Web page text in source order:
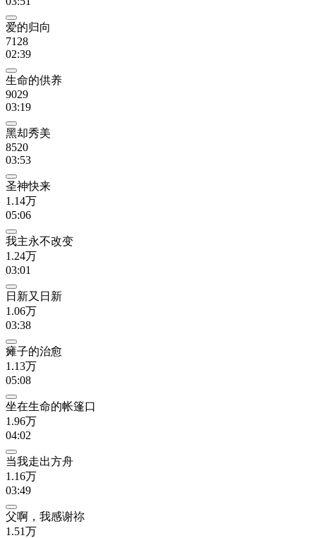
爱的归向
7128
02:39
生命的供养
9029
03:19
黑却秀美
8520
03:53
圣神快来
1.14万
05:06
我主永不改变
1.24万
03:01
日新又日新
1.06万
03:38
瘫子的治愈
1.13万
05:08
坐在生命的帐篷口
1.96万
04:02
当我走出方舟
1.16万
03:49
父啊，我感谢祢
1.51万